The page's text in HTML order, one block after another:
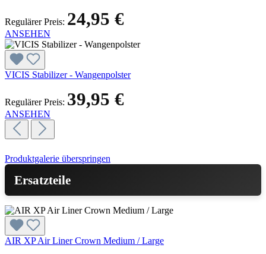
Regulärer Preis: 24,95 €
ANSEHEN
VICIS Stabilizer - Wangenpolster
Regulärer Preis: 39,95 €
ANSEHEN
Produktgalerie überspringen
Ersatzteile
AIR XP Air Liner Crown Medium / Large